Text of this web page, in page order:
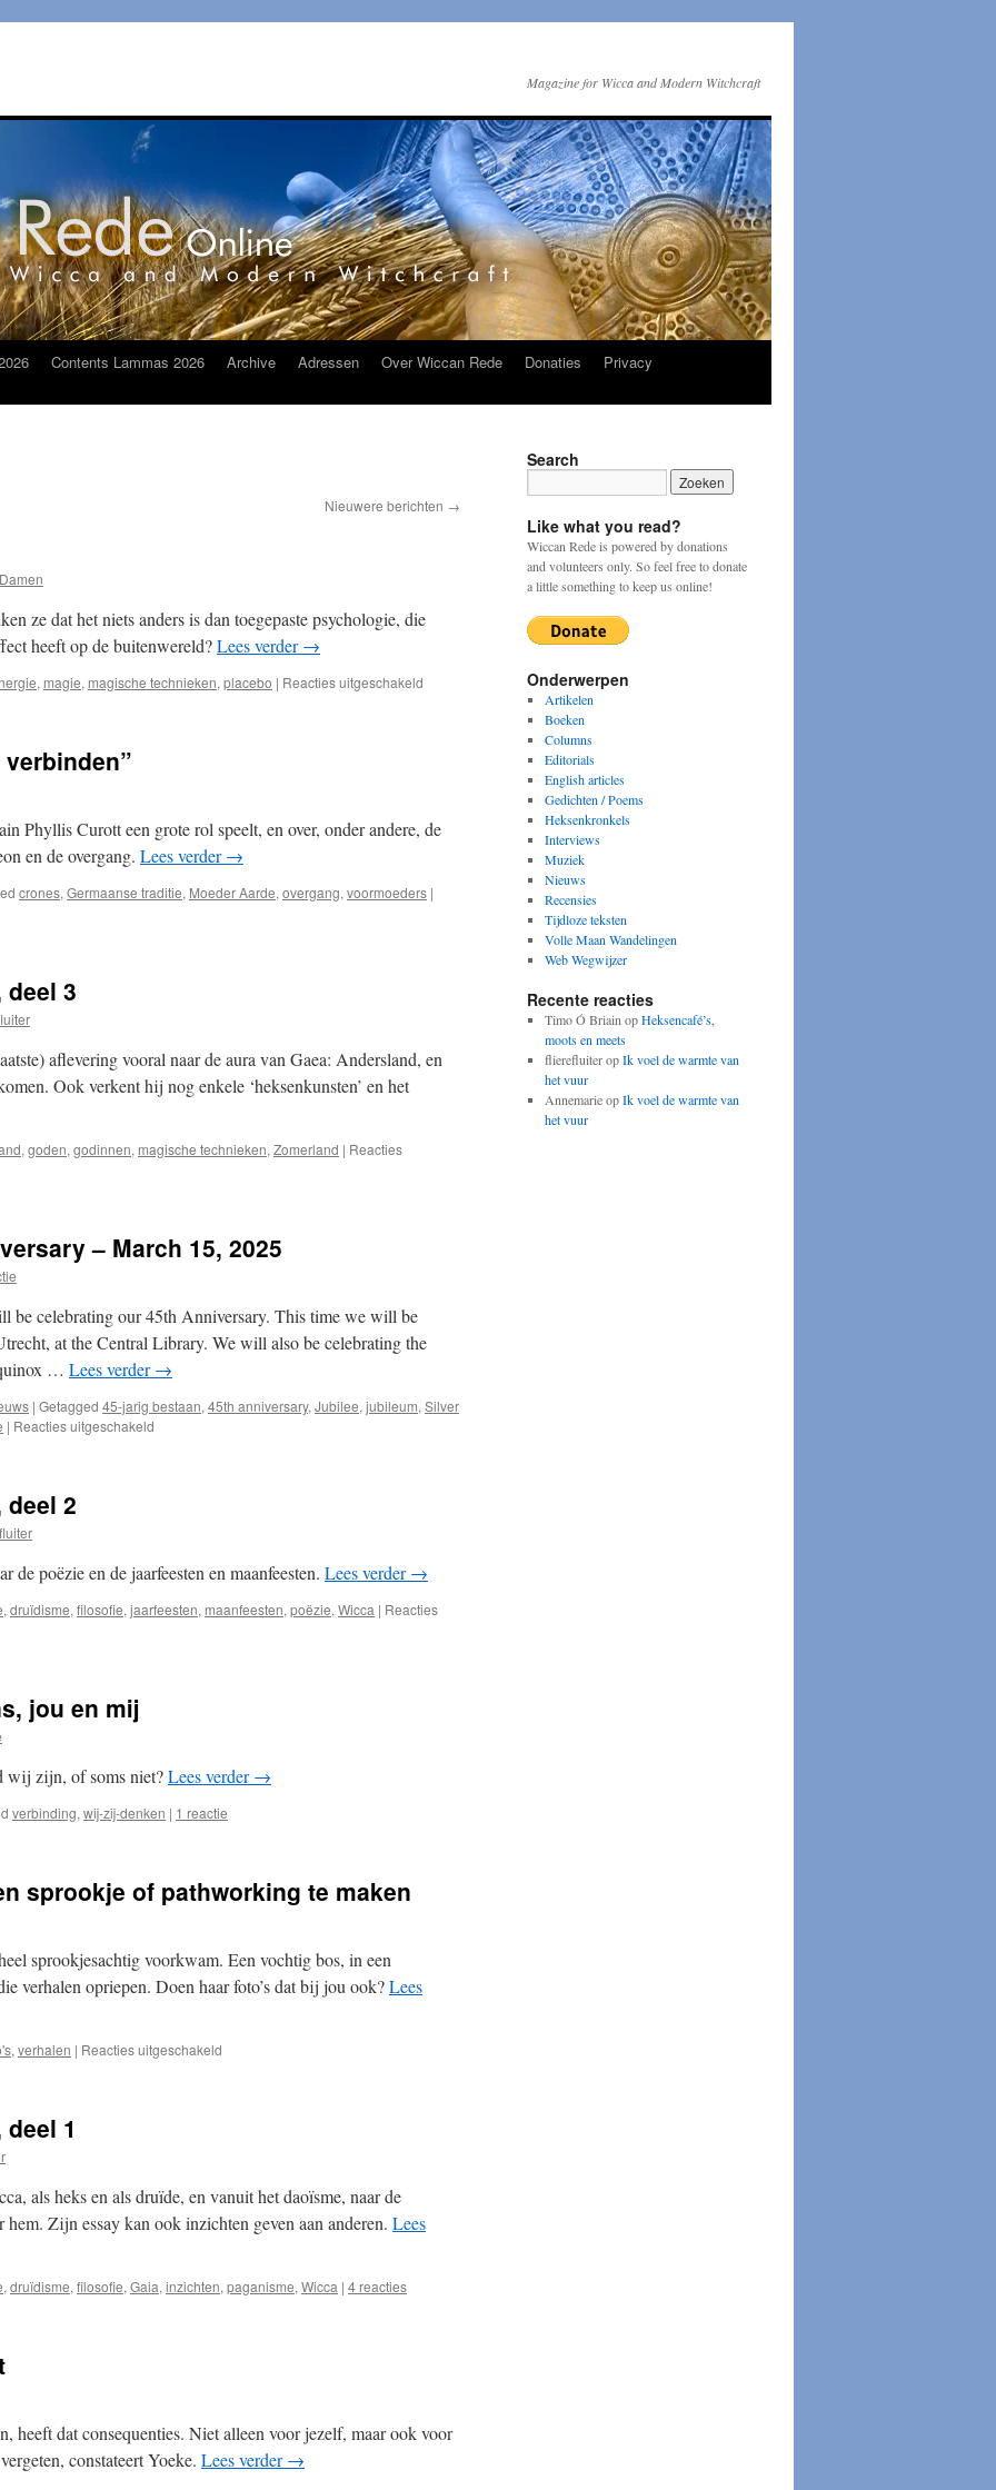
Magazine for Wicca and Modern Witchcraft
Contents Lammas 2026 Archive Adressen Over Wiccan Rede Donaties Privacy
Nieuwere berichten →
ze dat het niets anders is dan toegepaste psychologie, die
heeft op de buitenwereld?Lees verder→
, magie, magische technieken, placebo | Reacties uitgeschakeld
Phyllis Curott een grote rol speelt, en over, onder andere, de
en de overgang. Lees verder→
crones, Germaanse traditie, Moeder Aarde, overgang, voormoeders |
deel 3
aflevering vooral naar de aura van Gaea: Andersland, en
Ook verkent hij nog enkele ‘heksenkunsten’ en het
, goden, godinnen, magische technieken, Zomerland | Reacties
– March 15, 2025
be celebrating our 45th Anniversary. This time we will be
at the Central Library. We will also be celebrating the
… Lees verder→
| Getagged 45-jarig bestaan, 45th anniversary, Jubilee, jubileum, Silver
| Reacties uitgeschakeld
15,
2025
deel 2
poëzie en de jaarfeesten en maanfeesten. Lees verder→
, druïdisme, filosofie, jaarfeesten, maanfeesten, poëzie, Wicca | Reacties
jou en mij
zijn, of soms niet?Lees verder→
verbinding, wij-zij-denken | 1 reactie
sprookje of pathworking te maken
sprookjesachtig voorkwam. Een vochtig bos, in een
verhalen opriepen. Doen haar foto’s dat bij jou ook?Lees
, verhalen | Reacties uitgeschakeld
pathworking
te
maken
1
als heks en als druïde, en vanuit het daoïsme, naar de
Zijn essay kan ook inzichten geven aan anderen. Lees
, druïdisme, filosofie, Gaia, inzichten, paganisme, Wicca | 4 reacties
heeft dat consequenties. Niet alleen voor jezelf, maar ook voor
constateert Yoeke. Lees verder→
Search
Like what you read?
Wiccan Rede is powered by donations
and volunteers only. So feel free to donate
a little something to keep us online!
Onderwerpen
Artikelen
Boeken
Columns
Editorials
English articles
Gedichten / Poems
Heksenkronkels
Interviews
Muziek
Nieuws
Recensies
Tijdloze teksten
Volle Maan Wandelingen
Web Wegwijzer
Recente reacties
Timo Ó Briain opHeksencafé’s,
moots en meets
flierefluiteropIk voel de warmte van
het vuur
AnnemarieopIk voel de warmte van
het vuur